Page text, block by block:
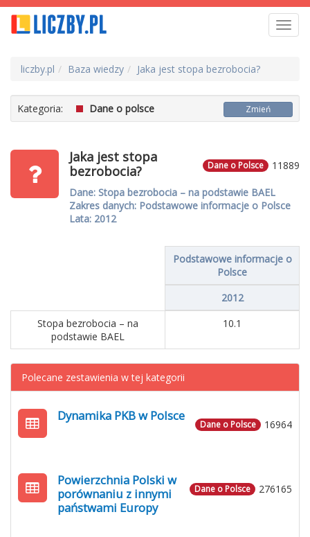
liczby.pl Baza wiedzy Jaka jest stopa bezrobocia?
Kategoria: Dane o polsce Zmień
11889
Dane o Polsce
Jaka jest stopa
bezrobocia?
Dane: Stopa bezrobocia – na podstawie BAEL
Zakres danych: Podstawowe informacje o Polsce
Lata: 2012
Podstawowe informacje o
Polsce
2012
Stopa bezrobocia – na
podstawie BAEL
10.1
Polecane zestawienia w tej kategorii
16964
Dane o Polsce
Dynamika PKB w Polsce
276165
Dane o Polsce
Powierzchnia Polski w
porównaniu z innymi
państwami Europy